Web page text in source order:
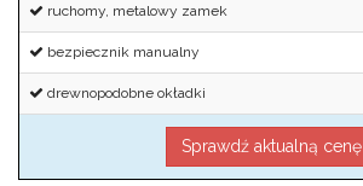
ruchomy, metalowy zamek
bezpiecznik manualny
drewnopodobne okładki
Sprawdź aktualną cenę